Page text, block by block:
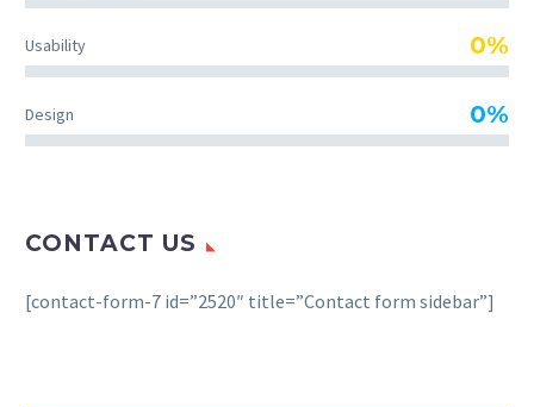
Usability 0%
Design 0%
CONTACT US
[contact-form-7 id=”2520″ title=”Contact form sidebar”]